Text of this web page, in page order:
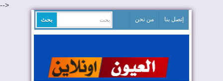
-->
إتصل بنا من نحن